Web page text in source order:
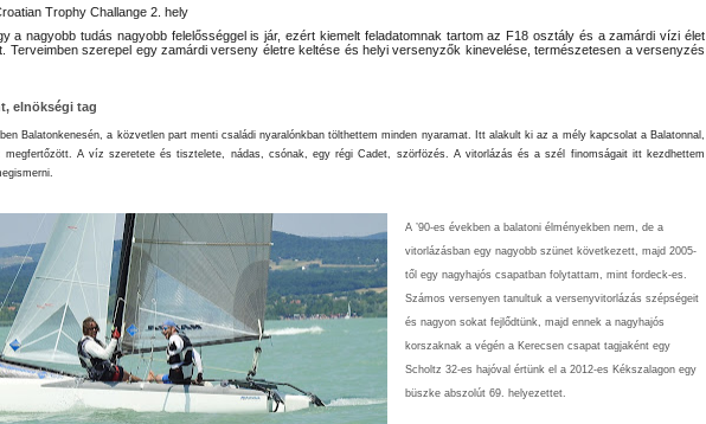
Trophy Challange 2. hely
a nagyobb tudás nagyobb felelősséggel is jár, ezért kiemelt feladatomnak tartom az F18 osztály és a zamárdi vízi élet
Terveimben szerepel egy zamárdi verseny életre keltése és helyi versenyzők kinevelése, természetesen a versenyzés
elnökségi tag
Balatonkenesén, a közvetlen part menti családi nyaralónkban tölthettem minden nyaramat. Itt alakult ki az a mély kapcsolat a Balatonnal,
megfertőzött. A víz szeretete és tisztelete, nádas, csónak, egy régi Cadet, szörfözés. A vitorlázás és a szél finomságait itt kezdhettem
A ’90-es években a balatoni élményekben nem, de a
vitorlázásban egy nagyobb szünet következett, majd 2005-
től egy nagyhajós csapatban folytattam, mint fordeck-es.
Számos versenyen tanultuk a versenyvitorlázás szépségeit
és nagyon sokat fejlődtünk, majd ennek a nagyhajós
korszaknak a végén a Kerecsen csapat tagjaként egy
Scholtz 32-es hajóval értünk el a 2012-es Kékszalagon egy
büszke abszolút 69. helyezettet.